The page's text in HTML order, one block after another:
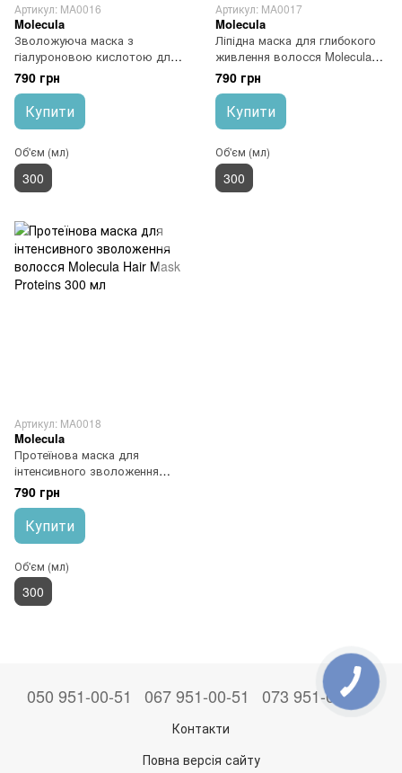
Артикул: MA0016
Molecula
Зволожуюча маска з
гіалуроновою кислотою для
кучерявого волосся Molecula
Hair Mask Hyaluronic Acid 300
мл
790 грн
Купити
Об'єм (мл)
300
Артикул: MA0017
Molecula
Ліпідна маска для глибокого
живлення волосся Molecula
Hair Mask Lipids 300 мл
790 грн
Купити
Об'єм (мл)
300
Артикул: MA0018
Molecula
Протеїнова маска для
інтенсивного зволоження
волосся Molecula Hair Mask
Proteins 300 мл
790 грн
Купити
Об'єм (мл)
300
050 951-00-51 067 951-00-51 073 951-00-51
Контакти
Повна версія сайту